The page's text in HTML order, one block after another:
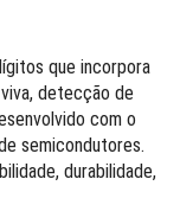
que incorpora
detecção de
com o
semicondutores.
durabilidade,